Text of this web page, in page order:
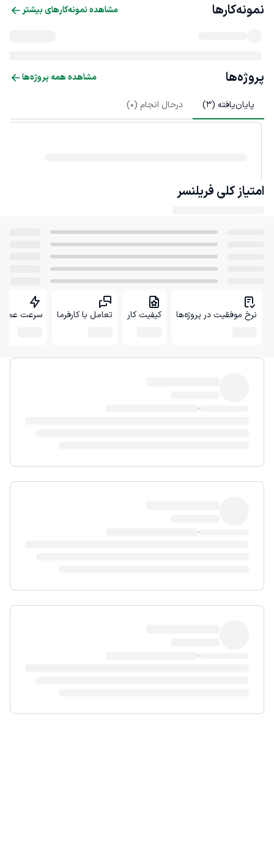
نمونه‌کارها مشاهده نمونه‌کارهای بیشتر
پروژه‌ها مشاهده همه پروژه‌ها
پایان‌یافته (3
) درحال انجام (0
)
امتیاز کلی فریلنسر
نرخ موفقیت در پروژه‌ها کیفیت کار تعامل با کارفرما سرعت عمل